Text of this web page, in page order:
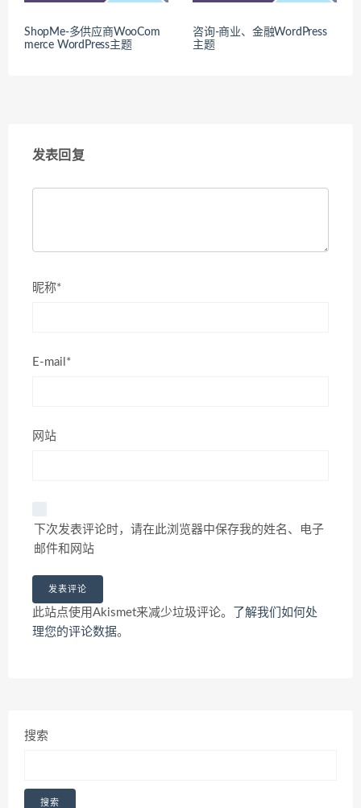
ShopMe-多供应商WooCom
merce WordPress主题
咨询-商业、金融WordPress
主题
发表回复
昵称*
E-mail*
网站
下次发表评论时，请在此浏览器中保存我的姓名、电子
邮件和网站
此站点使用Akismet来减少垃圾评论。
了解我们如何处
理您的评论数据。
搜索
搜索